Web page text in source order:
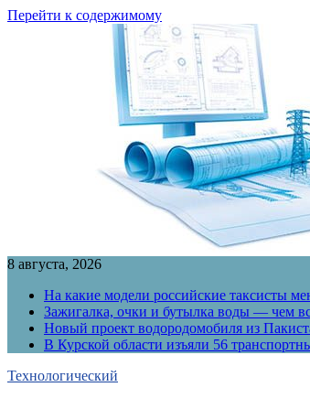
Перейти к содержимому
8 августа, 2026
На какие модели российские таксисты
Зажигалка, очки и бутылка воды — чем
Новый проект водородомобиля из
В Курской области изъяли 56
Технологический